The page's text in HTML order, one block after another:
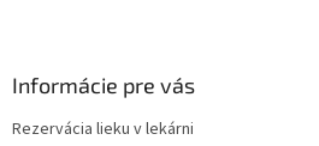
Informácie pre vás
Rezervácia lieku v lekárni